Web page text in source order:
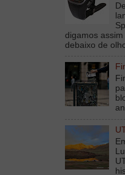
digamos
debaixo de